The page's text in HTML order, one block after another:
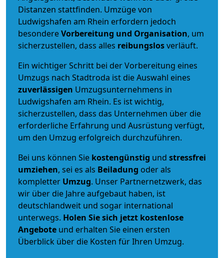
Distanzen stattfinden. Umzüge von
Ludwigshafen am Rhein erfordern jedoch
besondereVorbereitung und Organisation, um
sicherzustellen, dass alles reibungslosverläuft.
Ein wichtiger Schritt bei der Vorbereitung eines
Umzugs nach Stadtroda ist die Auswahl eines
zuverlässigen Umzugsunternehmens in
Ludwigshafen am Rhein. Es ist wichtig,
sicherzustellen, dass das Unternehmen über die
erforderliche Erfahrung und Ausrüstung verfügt,
um den Umzug erfolgreich durchzuführen.
Bei uns können Sie kostengünstig und stressfrei
umziehen, sei es als Beiladung oder als
kompletter Umzug. Unser Partnernetzwerk, das
wir über die Jahre aufgebaut haben, ist
deutschlandweit und sogar international
unterwegs. Holen Sie sich jetzt kostenlose
Angebote und erhalten Sie einen ersten
Überblick über die Kosten für Ihren Umzug.